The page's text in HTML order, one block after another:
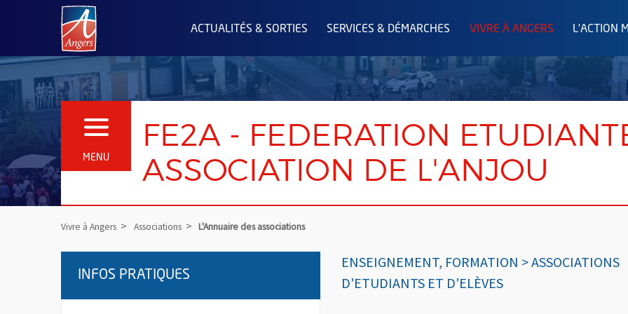
Angers.fr : Retour à l'accueil
ACTUALITÉS & SORTIES SERVICES & DÉMARCHES VIVRE À ANGERS L'ACTION
MENU
OUVRIR LE MENU
FE2A - FEDERATION
ASSOCIATION DE L'ANJOU
Vivre à Angers Associations L'Annuaire des associations
ENSEIGNEMENT, FORMATION > ASSOCIATIONS
D'ETUDIANTS ET D'ELÈVES
INFOS PRATIQUES